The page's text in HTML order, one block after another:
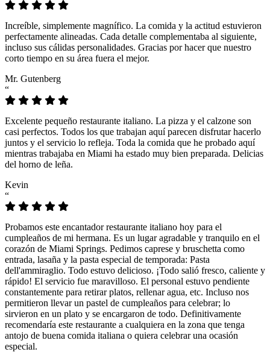
Increíble, simplemente magnífico. La comida y la actitud estuvieron
perfectamente alineadas. Cada detalle complementaba al siguiente,
incluso sus cálidas personalidades. Gracias por hacer que nuestro
corto tiempo en su área fuera el mejor.
Mr. Gutenberg
“
Excelente pequeño restaurante italiano. La pizza y el calzone son
casi perfectos. Todos los que trabajan aquí parecen disfrutar hacerlo
juntos y el servicio lo refleja. Toda la comida que he probado aquí
mientras trabajaba en Miami ha estado muy bien preparada. Delicias
del horno de leña.
Kevin
“
Probamos este encantador restaurante italiano hoy para el
cumpleaños de mi hermana. Es un lugar agradable y tranquilo en el
corazón de Miami Springs. Pedimos caprese y bruschetta como
entrada, lasaña y la pasta especial de temporada: Pasta
dell'ammiraglio. Todo estuvo delicioso. ¡Todo salió fresco, caliente y
rápido! El servicio fue maravilloso. El personal estuvo pendiente
constantemente para retirar platos, rellenar agua, etc. Incluso nos
permitieron llevar un pastel de cumpleaños para celebrar; lo
sirvieron en un plato y se encargaron de todo. Definitivamente
recomendaría este restaurante a cualquiera en la zona que tenga
antojo de buena comida italiana o quiera celebrar una ocasión
especial.